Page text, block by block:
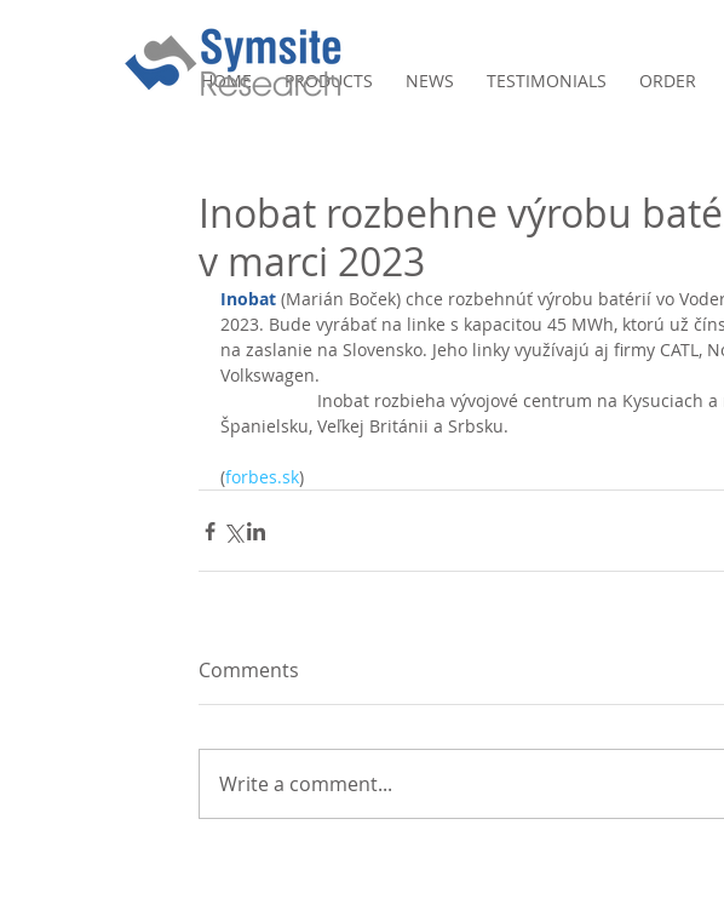
HOME
PRODUCTS NEWS TESTIMONIALS ORDER
Inobat rozbehne výrobu
v marci 2023
Inobat (Marián Boček) chce rozbehnúť výrobu batérií vo
2023. Bude vyrábať na linke s kapacitou 45 MWh, ktorú už
na zaslanie na Slovensko. Jeho linky využívajú aj firmy CATL,
Volkswagen.
Španielsku, Veľkej Británii a Srbsku.
(forbes.sk)
Comments
Write a comment...